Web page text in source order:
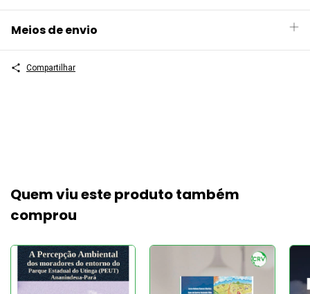
Meios de envio
Compartilhar
Quem viu este produto também
comprou